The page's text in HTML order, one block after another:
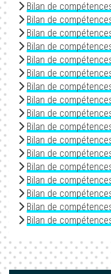
Bilan de
Bilan de
Bilan de
Bilan de
Bilan de
Bilan de
Bilan de
Bilan de
Bilan de
Bilan de
Bilan de
Bilan de
Bilan de
Bilan de
Bilan de
Bilan de
Bilan de